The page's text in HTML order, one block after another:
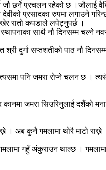
जौ छर्ने प्रचलन रहेको छ ।जौलाई
देवीको प्रसादका रुपमा लगाउने
रातो कपडाले लपेट्नुपर्छ ।
साथै नौ दिनसम्म चल्ने
श्री दुर्गा सप्तशतीको पाठ नौ
त्यसमा पनि जमरा रोप्ने चलन छ
जमरा सिउरिनुलाई दशैंको
। अब कुनै गमलामा थोरै माटो
गहुँ अंकुराउन थाल्छ ।